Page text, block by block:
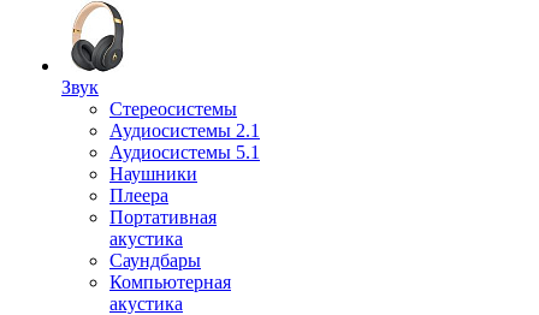
Звук
Стереосистемы
Аудиосистемы 2.1
Аудиосистемы 5.1
Наушники
Плеера
Портативная
акустика
Саундбары
Компьютерная
акустика